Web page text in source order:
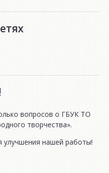
вопросов о ГБУК ТО
творчества».
нашей работы!